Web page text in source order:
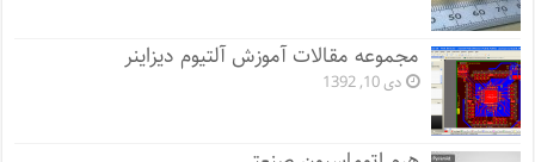
مجموعه مقالات آموزش آلتیوم دیزاینر
دی 10, 1392